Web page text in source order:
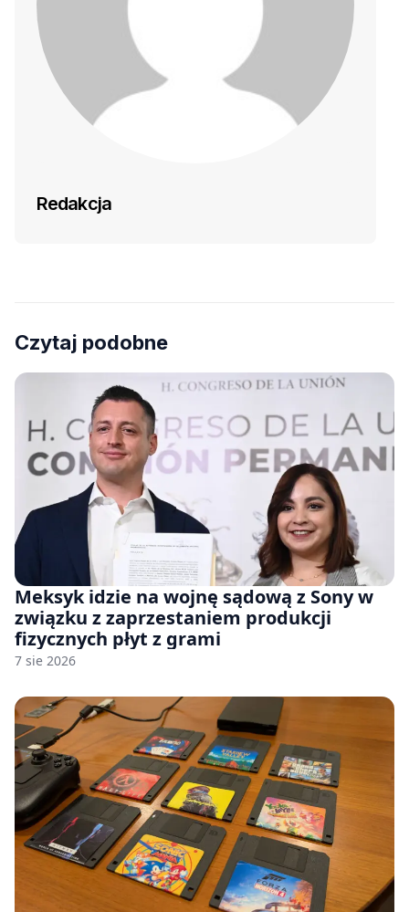
Redakcja
Czytaj podobne
Meksyk idzie na wojnę sądową z Sony w
związku z zaprzestaniem produkcji
fizycznych płyt z grami
7 sie 2026